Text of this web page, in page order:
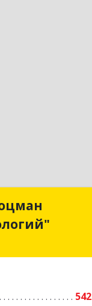
542
"Лоцман
дом № 40А, оф.21
Подробнее